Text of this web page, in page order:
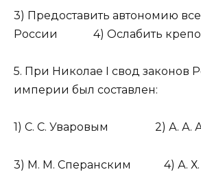
3) Предоставить автономию
России 4) Ослабить
5. При Николае I свод законов
империи был составлен:
1) С. С. Уваровым 2) А. А.
3) М. М. Сперанским 4) А. Х.